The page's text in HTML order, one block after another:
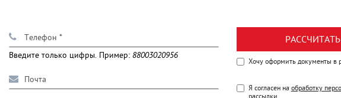
Введите только цифры. Пример: 88003020956
Хочу оформить документы в
Я согласен на обработку
рассылки.